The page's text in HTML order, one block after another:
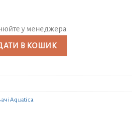
у менеджера
AQUATICA HK-1A130C (9732000) кількість
В КОШИК
Aquatica